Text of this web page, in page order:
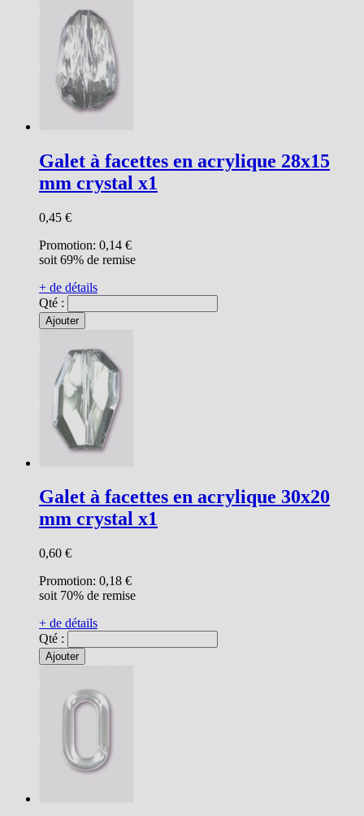
Galet à facettes en acrylique 28x15
mm crystal x1
0,45 €
Promotion: 0,14 €
soit 69% de remise
+ de détails
Qté :
Ajouter
Galet à facettes en acrylique 30x20
mm crystal x1
0,60 €
Promotion: 0,18 €
soit 70% de remise
+ de détails
Qté :
Ajouter